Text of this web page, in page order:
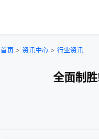
首页 > 资讯中心 > 行业资讯
全面制